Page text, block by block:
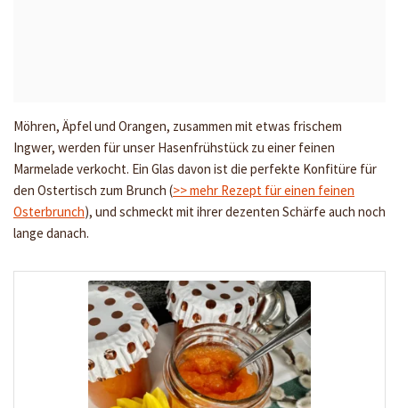
Möhren, Äpfel und Orangen, zusammen mit etwas frischem
Ingwer, werden für unser Hasenfrühstück zu einer feinen
Marmelade verkocht. Ein Glas davon ist die perfekte Konfitüre für
den Ostertisch zum Brunch (>> mehr Rezept für einen feinen
Osterbrunch), und schmeckt mit ihrer dezenten Schärfe auch noch
lange danach.